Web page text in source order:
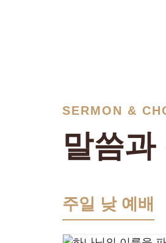
SERMON &
말씀과
주일 낮 예배